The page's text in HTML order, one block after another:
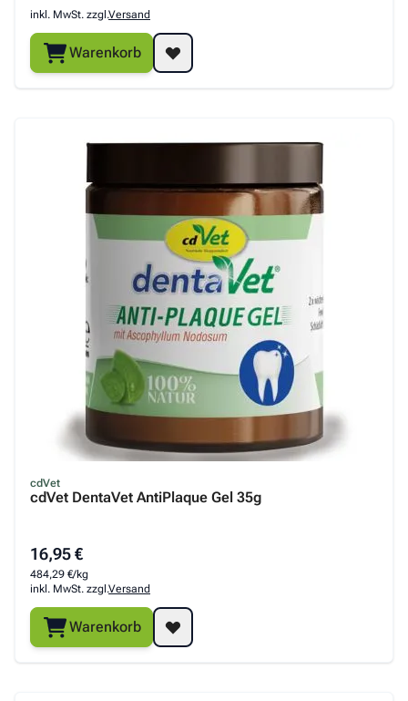
inkl. MwSt. zzgl.Versand
Warenkorb
cdVet
cdVet DentaVet AntiPlaque Gel 35g
16,95 €
484,29 €/kg
inkl. MwSt. zzgl.Versand
Warenkorb